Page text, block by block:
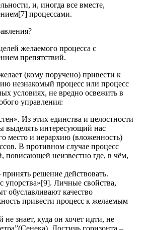
и, иногда все вместе,
процессами.
желаемого процесса с
препятствий.
(кому поручено) привести к
незнакомый процесс или процесс
условиях, не вредно освежить в
управления:
Из этих единства и целостности
интересующий нас
место и иерархию (вложенность)
В противном случае процесс
повисающей неизвестно где, в чём,
решение действовать.
упорства»[9]. Личные свойства,
обуславливают качество
привести процесс к желаемым
не знает, куда он хочет идти, не